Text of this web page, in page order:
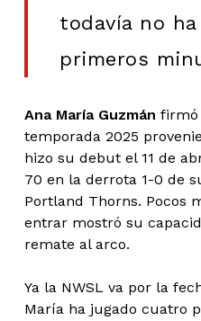
todavía no
primeros
Ana María Guzmán firmó
temporada 2025
hizo su debut el 11 de
70 en la derrota 1-0 de
Portland Thorns. Pocos
entrar mostró su
remate al arco.
Ya la NWSL va por la
María ha jugado cuatro